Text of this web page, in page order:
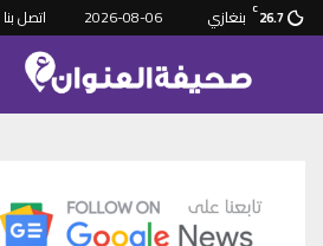
26.7
C بنغازي 2026-08-06 اتصل بنا